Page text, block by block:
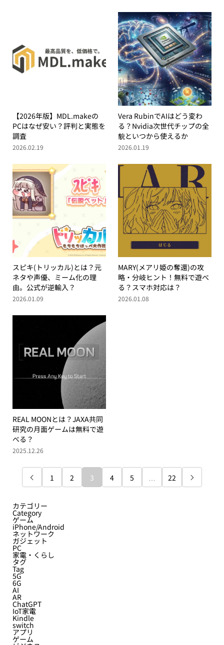
【2026年版】MDL.makeの
PCはなぜ安い？評判と実態を
調査
2026.02.19
Vera RubinでAIはどう変わ
る？Nvidia次世代チップの全
貌といつから使えるか
2026.01.19
スピキ(トリッカル)とは？元
ネタや声優、ミーム化の理
由。公式が逆輸入？
2026.01.09
MARY(メアリ姫の奪還)の攻
略・分岐ヒント！無料で遊べ
る？スマホ対応は？
2026.01.08
REAL MOONとは？JAXA共同
研究の月面ゲームは無料で遊
べる？
2025.12.26
 1 2 3 4 5 22 
カテゴリー
Category
ゲーム
iPhone/Android
ネットワーク
ガジェット
PC
家電・くらし
タグ
Tag
5G
6G
AI
AR
ChatGPT
IoT家電
Kindle
switch
アプリ
ゲーム